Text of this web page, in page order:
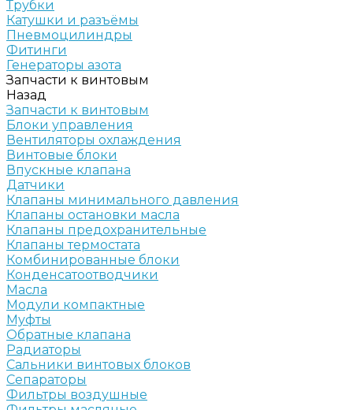
Трубки
Катушки и разъёмы
Пневмоцилиндры
Фитинги
Генераторы азота
Запчасти к винтовым
Назад
Запчасти к винтовым
Блоки управления
Вентиляторы охлаждения
Винтовые блоки
Впускные клапана
Датчики
Клапаны минимального давления
Клапаны остановки масла
Клапаны предохранительные
Клапаны термостата
Комбинированные блоки
Конденсатоотводчики
Масла
Модули компактные
Муфты
Обратные клапана
Радиаторы
Сальники винтовых блоков
Сепараторы
Фильтры воздушные